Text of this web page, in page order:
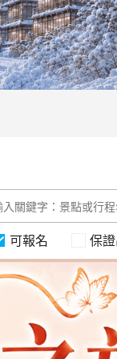
可報名 保